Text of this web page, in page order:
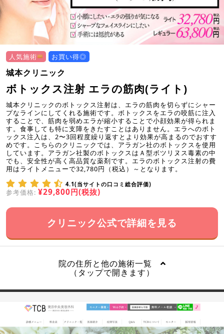
人気施術 お買い得◎
城本クリニック
ボトックス注射 エラの筋肉(ライト)
城本クリニックのボトックス注射は、エラの筋肉を切らずにシャー
プなラインにしてくれる施術です。ボトックスをエラの咬筋に注入
することで、筋肉を弱めエラが縮小することで小顔効果が得られま
す。食事しても特に支障をきたすことはありません。エラへのボト
ックス注入は、2〜3回程度繰り返すとより効果が高まるのでおすす
めです。こちらのクリニックでは、アラガン社のボトックスを使用
しています。アラガン社製のボトックスはＡ型ボツリヌス毒素の中
でも、安全性が高く高品質な薬剤です。エラのボトックス注射の費
用はライトメニューで32,780円（税込）～となります。
4.1(当サイトの口コミ総合評価)
参考価格: ¥29,800円(税抜)
クリニック公式で詳細を見る
院の住所と他の施術一覧
（タップで開きます）